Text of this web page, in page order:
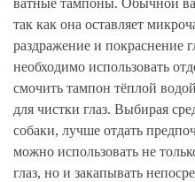
ватные тампоны. Обычной
так как она оставляет
раздражение и покраснение
необходимо использовать
смочить тампон тёплой
для чистки глаз. Выбирая
собаки, лучше отдать
можно использовать не
глаз, но и закапывать